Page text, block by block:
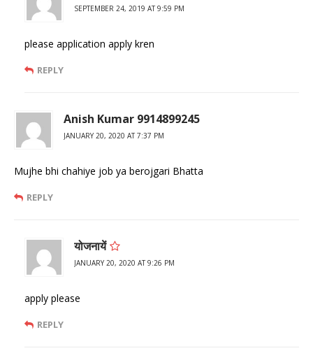
SEPTEMBER 24, 2019 AT 9:59 PM
please application apply kren
REPLY
Anish Kumar 9914899245
JANUARY 20, 2020 AT 7:37 PM
Mujhe bhi chahiye job ya berojgari Bhatta
REPLY
योजनायें
JANUARY 20, 2020 AT 9:26 PM
apply please
REPLY